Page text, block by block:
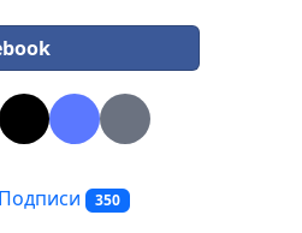
Подписи 350